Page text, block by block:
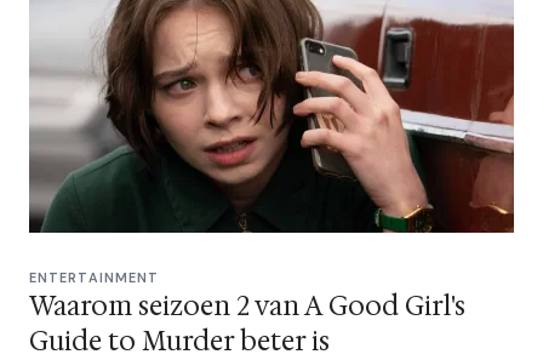
ENTERTAINMENT
Waarom seizoen 2 van A Good Girl's
Guide to Murder beter is